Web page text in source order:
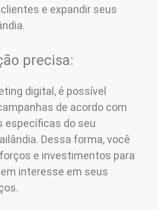
e expandir seus
precisa:
digital, é possível
de acordo com
do seu
Dessa forma, você
e investimentos para
interesse em seus